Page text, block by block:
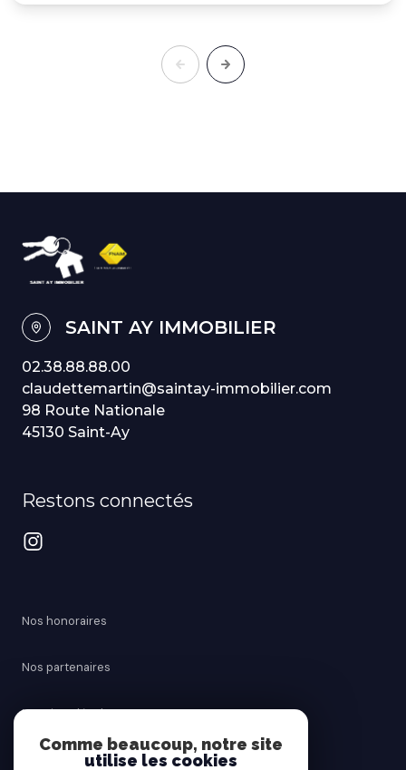
SAINT AY IMMOBILIER
02.38.88.88.00
claudettemartin@saintay-immobilier.com
98 Route Nationale
45130 Saint-Ay
Restons connectés
Nos honoraires
Nos partenaires
Mentions légales
Comme beaucoup, notre site
utilise les cookies